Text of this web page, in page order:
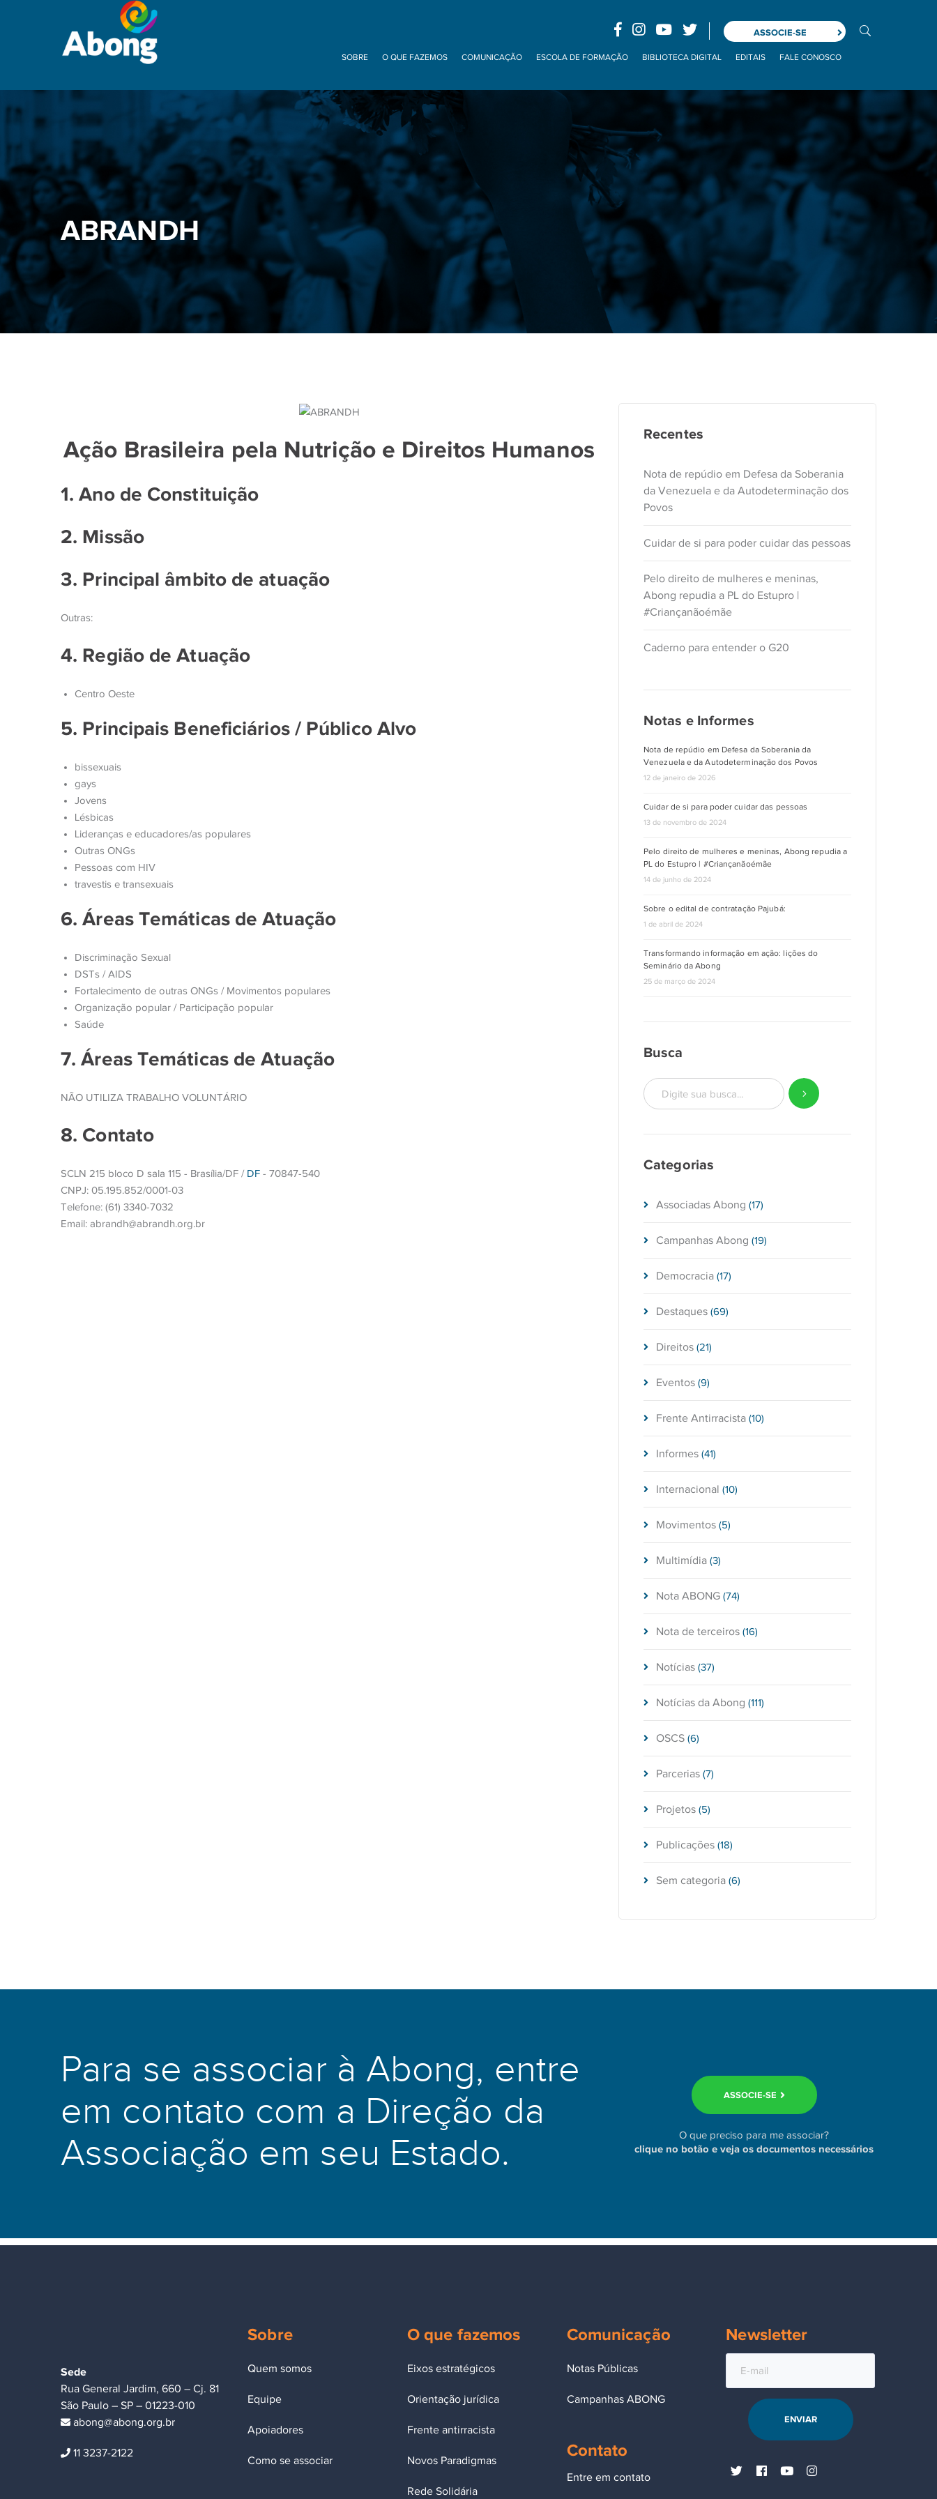
ASSOCIE-SE
SOBRE O QUE FAZEMOS COMUNICAÇÃO ESCOLA DE FORMAÇÃO BIBLIOTECA DIGITAL EDITAIS FALE CONOSCO
ABRANDH
Ação Brasileira pela Nutrição e Direitos Humanos
1. Ano de Constituição
2. Missão
3. Principal âmbito de atuação
Outras:
4. Região de Atuação
Centro Oeste
5. Principais Beneficiários / Público Alvo
bissexuais
gays
Jovens
Lésbicas
Lideranças e educadores/as populares
Outras ONGs
Pessoas com HIV
travestis e transexuais
6. Áreas Temáticas de Atuação
Discriminação Sexual
DSTs / AIDS
Fortalecimento de outras ONGs / Movimentos populares
Organização popular / Participação popular
Saúde
7. Áreas Temáticas de Atuação
NÃO UTILIZA TRABALHO VOLUNTÁRIO
8. Contato
SCLN 215 bloco D sala 115 - Brasília/DF / DF - 70847-540
CNPJ: 05.195.852/0001-03
Telefone: (61) 3340-7032
Email: abrandh@abrandh.org.br
Recentes
Nota de repúdio em Defesa da Soberania
da Venezuela e da Autodeterminação dos
Povos
Cuidar de si para poder cuidar das pessoas
Pelo direito de mulheres e meninas,
Abong repudia a PL do Estupro |
#Criançanãoémãe
Caderno para entender o G20
Notas e Informes
Nota de repúdio em Defesa da Soberania da
Venezuela e da Autodeterminação dos Povos
12 de janeiro de 2026
Cuidar de si para poder cuidar das pessoas
13 de novembro de 2024
Pelo direito de mulheres e meninas, Abong repudia a
PL do Estupro | #Criançanãoémãe
14 de junho de 2024
Sobre o edital de contratação Pajubá:
1 de abril de 2024
Transformando informação em ação: lições do
Seminário da Abong
25 de março de 2024
Busca
Categorias
Associadas Abong (17)
Campanhas Abong (19)
Democracia (17)
Destaques (69)
Direitos (21)
Eventos (9)
Frente Antirracista (10)
Informes (41)
Internacional (10)
Movimentos (5)
Multimídia (3)
Nota ABONG (74)
Nota de terceiros (16)
Notícias (37)
Notícias da Abong (111)
OSCS (6)
Parcerias (7)
Projetos (5)
Publicações (18)
Sem categoria (6)
Para se associar à Abong, entre
em contato com a Direção da
Associação em seu Estado.
ASSOCIE-SE
O que preciso para me associar?
clique no botão e veja os documentos necessários
Sede
Rua General Jardim, 660 – Cj. 81
São Paulo – SP – 01223-010
abong@abong.org.br
11 3237-2122
Sobre
Quem somos
Equipe
Apoiadores
Como se associar
O que fazemos
Eixos estratégicos
Orientação jurídica
Frente antirracista
Novos Paradigmas
Rede Solidária
Comunicação
Notas Públicas
Campanhas ABONG
Contato
Entre em contato
Newsletter